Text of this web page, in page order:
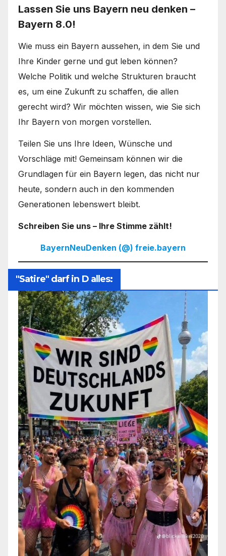
Lassen Sie uns Bayern neu denken –
Bayern 8.0!
Wie muss ein Bayern aussehen, in dem Sie und
Ihre Kinder gerne und gut leben können?
Welche Politik und welche Strukturen braucht
es, um eine Zukunft zu schaffen, die allen
gerecht wird? Wir möchten wissen, wie Sie sich
Ihr Bayern von morgen vorstellen.
Teilen Sie uns Ihre Ideen, Wünsche und
Vorschläge mit! Gemeinsam können wir die
Grundlagen für ein Bayern legen, das nicht nur
heute, sondern auch in den kommenden
Generationen lebenswert bleibt.
Schreiben Sie uns – Ihre Stimme zählt!
BayernNeuDenken (@) freie.bayern
"Satire" darf in D alles: